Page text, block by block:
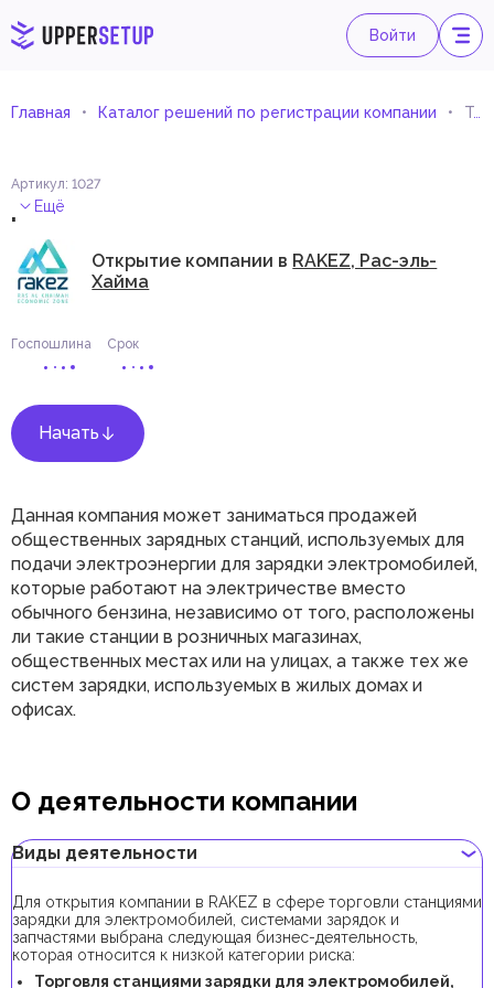
Войти
Главная Каталог решений по регистрации компании Торговля станциями зарядки для электромобилей, системами зарядок и запчастями
Артикул: 1027
. Ещё
Открытие компании в RAKEZ, Рас-эль-
Хайма
Госпошлина Срок
Начать
Данная компания может заниматься продажей
общественных зарядных станций, используемых для
подачи электроэнергии для зарядки электромобилей,
которые работают на электричестве вместо
обычного бензина, независимо от того, расположены
ли такие станции в розничных магазинах,
общественных местах или на улицах, а также тех же
систем зарядки, используемых в жилых домах и
офисах.
О деятельности компании
Виды деятельности
Для открытия компании в RAKEZ в сфере торговли станциями
зарядки для электромобилей, системами зарядок и
запчастями выбрана следующая бизнес-деятельность,
которая относится к низкой категории риска:
Торговля станциями зарядки для электромобилей,